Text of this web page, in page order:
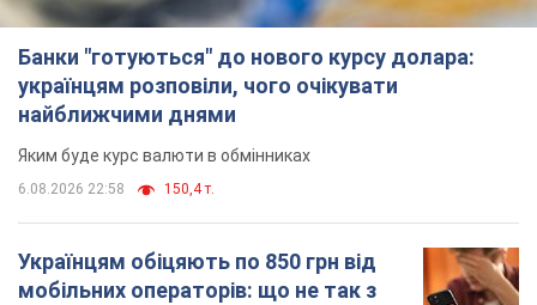
Банки "готуються" до нового курсу долара:
українцям розповіли, чого очікувати
найближчими днями
Яким буде курс валюти в обмінниках
6.08.2026 22:58 150,4 т.
Українцям обіцяють по 850 грн від
мобільних операторів: що не так з